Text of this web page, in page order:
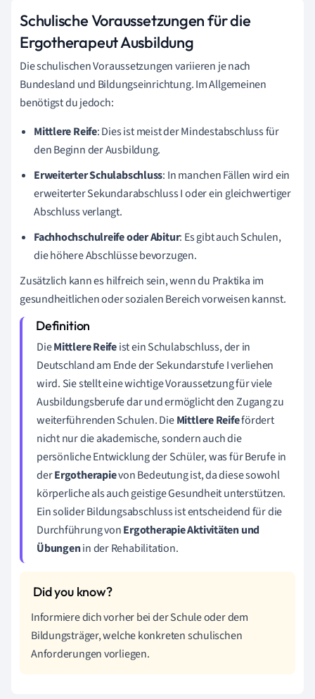
Schulische Voraussetzungen für die
Ergotherapeut Ausbildung
Die schulischen Voraussetzungen variieren je nach
Bundesland und Bildungseinrichtung. Im Allgemeinen
benötigst du jedoch:
Mittlere Reife: Dies ist meist der Mindestabschluss für
den Beginn der Ausbildung.
Erweiterter Schulabschluss: In manchen Fällen wird ein
erweiterter Sekundarabschluss I oder ein gleichwertiger
Abschluss verlangt.
Fachhochschulreife oder Abitur: Es gibt auch Schulen,
die höhere Abschlüsse bevorzugen.
Zusätzlich kann es hilfreich sein, wenn du Praktika im
gesundheitlichen oder sozialen Bereich vorweisen kannst.
DieMittlere Reifeist ein Schulabschluss, der in
Deutschland am Ende der Sekundarstufe I verliehen
wird. Sie stellt eine wichtige Voraussetzung für viele
Ausbildungsberufe dar und ermöglicht den Zugang zu
weiterführenden Schulen. DieMittlere Reifefördert
nicht nur die akademische, sondern auch die
persönliche Entwicklung der Schüler, was für Berufe in
derErgotherapievon Bedeutung ist, da diese sowohl
körperliche als auch geistige Gesundheit unterstützen.
Ein solider Bildungsabschluss ist entscheidend für die
Durchführung vonErgotherapie Aktivitäten und
Übungenin der Rehabilitation.
Informiere dich vorher bei der Schule oder dem
Bildungsträger, welche konkreten schulischen
Anforderungen vorliegen.